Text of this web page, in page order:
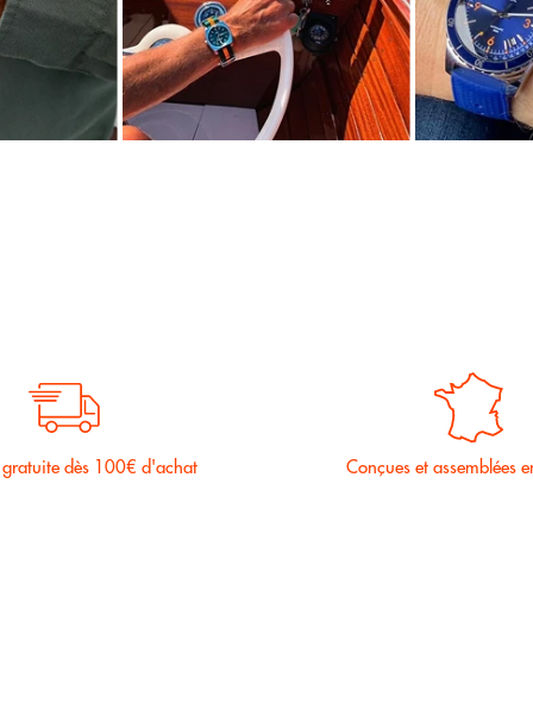
dès 100€ d'achat Conçues et assemblées